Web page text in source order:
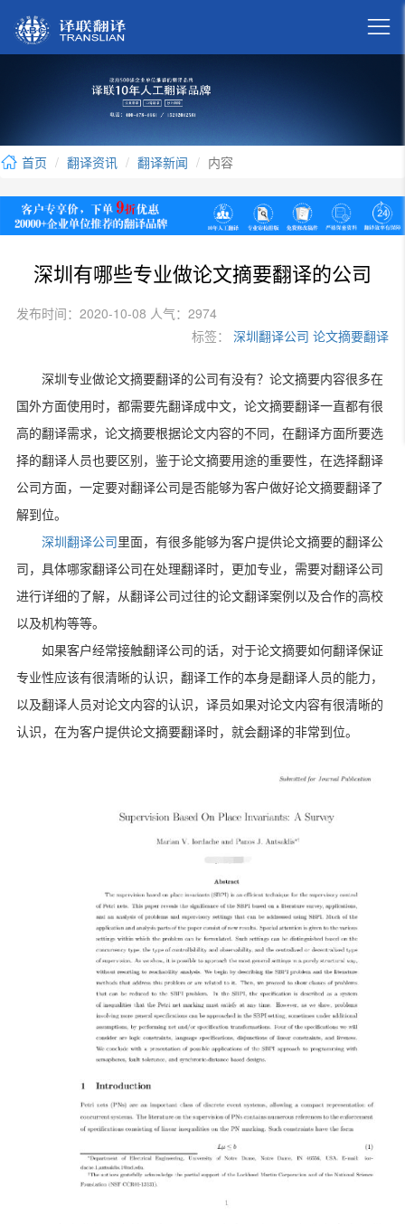

首页 翻译资讯 翻译新闻 内容
深圳有哪些专业做论文摘要翻译的公司
发布时间：2020-10-08 人气：2974
标签：
深圳翻译公司 论文摘要翻译
深圳专业做论文摘要翻译的公司有没有？论文摘要内容很多在
国外方面使用时，都需要先翻译成中文，论文摘要翻译一直都有很
高的翻译需求，论文摘要根据论文内容的不同，在翻译方面所要选
择的翻译人员也要区别，鉴于论文摘要用途的重要性，在选择翻译
公司方面，一定要对翻译公司是否能够为客户做好论文摘要翻译了
解到位。
深圳翻译公司 里面，有很多能够为客户提供论文摘要的翻译公
司，具体哪家翻译公司在处理翻译时，更加专业，需要对翻译公司
进行详细的了解，从翻译公司过往的论文翻译案例以及合作的高校
以及机构等等。
如果客户经常接触翻译公司的话，对于论文摘要如何翻译保证
专业性应该有很清晰的认识，翻译工作的本身是翻译人员的能力，
以及翻译人员对论文内容的认识，译员如果对论文内容有很清晰的
认识，在为客户提供论文摘要翻译时，就会翻译的非常到位。